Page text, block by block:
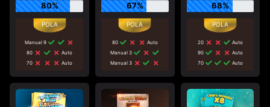
80%
Manual 9
80
Auto
70
Auto
67%
80
Auto
Manual 3
Manual 3
68%
20
Auto
90
Auto
70
Auto